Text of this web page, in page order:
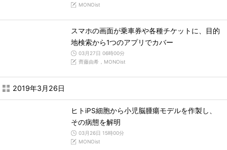
MONOist
スマホの画面が乗車券や各種チケットに、目的
地検索から1つのアプリでカバー
03月27日 06時00分
齊藤由希，MONOist
2019年3月26日
ヒトiPS細胞から小児脳腫瘍モデルを作製し、
その病態を解明
03月26日 15時00分
MONOist